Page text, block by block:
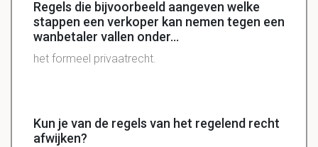
Regels die bijvoorbeeld aangeven welke
stappen een verkoper kan nemen tegen een
wanbetaler vallen onder...
het formeel privaatrecht.
Kun je van de regels van het regelend recht
afwijken?